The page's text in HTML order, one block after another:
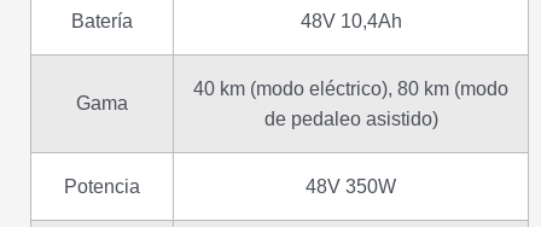
Batería 48V 10,4Ah
Gama
40 km (modo eléctrico), 80 km (modo
de pedaleo asistido)
Potencia 48V 350W